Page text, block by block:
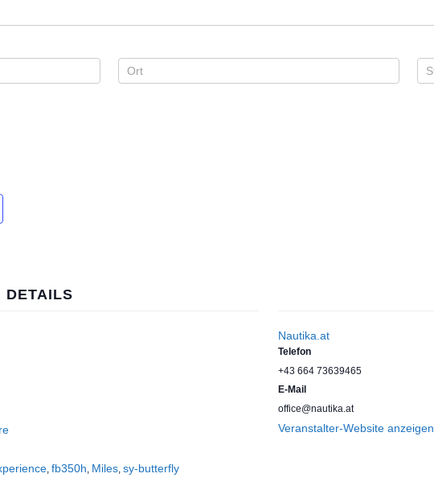
DETAILS
, fb350h, Miles, sy-butterfly
Nautika.at
Telefon
+43 664 73639465
E-Mail
office@nautika.at
Veranstalter-Website anzeigen